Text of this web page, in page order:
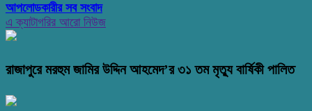
আপলোডকারীর সব সংবাদ
এ ক্যাটাগরির আরো নিউজ
রাজাপুরে মরহুম জামির উদ্দিন আহমেদ’র ৩১ তম মৃত্যু বার্ষিকী পালিত